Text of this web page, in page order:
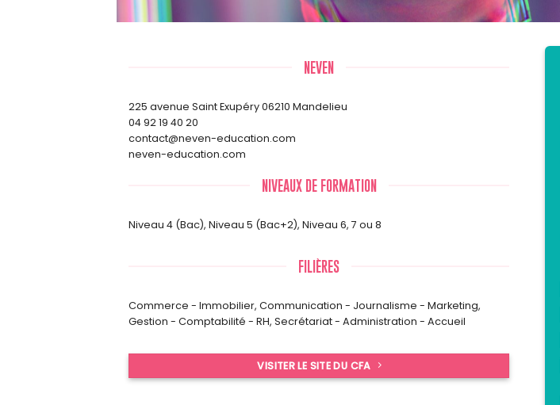
NEVEN
225 avenue Saint Exupéry 06210 Mandelieu
04 92 19 40 20
contact@neven-education.com
neven-education.com
NIVEAUX DE FORMATION
Niveau 4 (Bac), Niveau 5 (Bac+2), Niveau 6, 7 ou 8
FILIÈRES
Commerce - Immobilier, Communication - Journalisme - Marketing,
Gestion - Comptabilité - RH, Secrétariat - Administration - Accueil
VISITER LE SITE DU CFA